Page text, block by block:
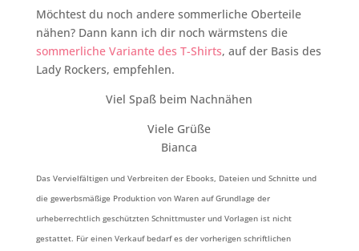
Möchtest du noch andere sommerliche Oberteile
nähen? Dann kann ich dir noch wärmstens die
sommerliche Variante des T-Shirts, auf der Basis des
Lady Rockers, empfehlen.
Viel Spaß beim Nachnähen
Viele Grüße
Bianca
Das Vervielfältigen und Verbreiten der Ebooks, Dateien und Schnitte und
die gewerbsmäßige Produktion von Waren auf Grundlage der
urheberrechtlich geschützten Schnittmuster und Vorlagen ist nicht
gestattet. Für einen Verkauf bedarf es der vorherigen schriftlichen